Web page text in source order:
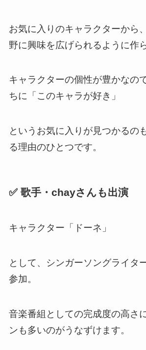
お気に入りのキャラクターから
野に興味を広げられるように作
キャラクターの個性が豊かなの
ちに「このキャラが好き」
というお気に入りが見つかるの
る理由のひとつです。
✅ 歌手・chayさんも出演
キャラクター「ドーネ」
として、シンガーソングライタ
参加。
音楽番組としての完成度の高さ
ンも多いのがうなずけます。